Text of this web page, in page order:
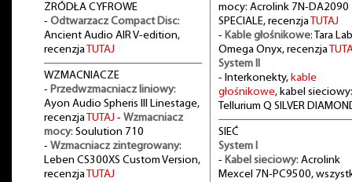
ŻRÓDŁA CYFROWE
- Odtwarzacz Compact Disc:
Ancient Audio AIR V-edition,
recenzjaTUTAJ
WZMACNIACZE
- Przedwzmacniacz liniowy:
Ayon Audio Spheris III Linestage,
recenzja TUTAJ - Wzmacniacz
mocy: Soulution 710
- Wzmacniacz zintegrowany:
Leben CS300XS Custom Version,
recenzja TUTAJ
mocy: Acrolink 7N-DA2090
SPECIALE, recenzjaTUTAJ
- Kable głośnikowe: Tara
Omega Onyx, recenzja
System II
- Interkonekty, kable
głośnikowe, kabel sieciowy:
Tellurium Q SILVER
SIEĆ
System I
- Kabel sieciowy: Acrolink
Mexcel 7N-PC9500,